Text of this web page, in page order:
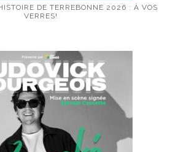
DE TERREBONNE 2026 : À VOS
VERRES!